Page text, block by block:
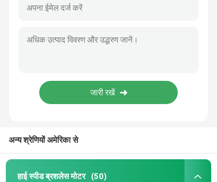
अन्य श्रेणियों अमेरिका से
हाई स्पीड ब्रशलेस मोटर (50)